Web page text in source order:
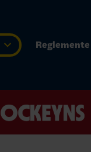
Reglemente